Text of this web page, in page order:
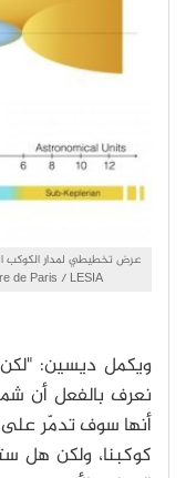
de Paris / LESIA
ويكمل ديسين:
نعرف بالفعل أن
أنها سوف تدمّر
كوكبنا، ولكن هل